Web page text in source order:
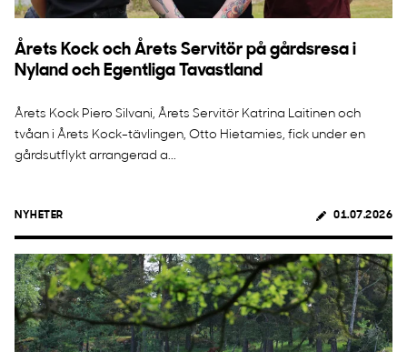
Årets Kock och Årets Servitör på gårdsresa i
Nyland och Egentliga Tavastland
Årets Kock Piero Silvani, Årets Servitör Katrina Laitinen och
tvåan i Årets Kock-tävlingen, Otto Hietamies, fick under en
gårdsutflykt arrangerad a...
NYHETER 01.07.2026